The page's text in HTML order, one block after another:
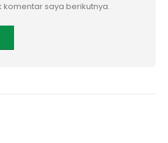
komentar saya berikutnya.